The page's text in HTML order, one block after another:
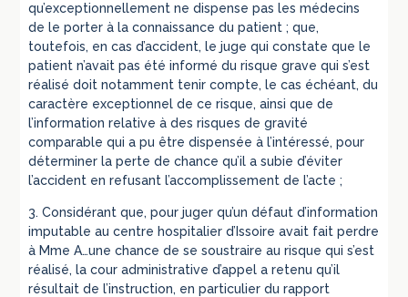
qu’exceptionnellement ne dispense pas les médecins
de le porter à la connaissance du patient ; que,
toutefois, en cas d’accident, le juge qui constate que le
patient n’avait pas été informé du risque grave qui s’est
réalisé doit notamment tenir compte, le cas échéant, du
caractère exceptionnel de ce risque, ainsi que de
l’information relative à des risques de gravité
comparable qui a pu être dispensée à l’intéressé, pour
déterminer la perte de chance qu’il a subie d’éviter
l’accident en refusant l’accomplissement de l’acte ;
3. Considérant que, pour juger qu’un défaut d’information
imputable au centre hospitalier d’Issoire avait fait perdre
à Mme A…une chance de se soustraire au risque qui s’est
réalisé, la cour administrative d’appel a retenu qu’il
résultait de l’instruction, en particulier du rapport